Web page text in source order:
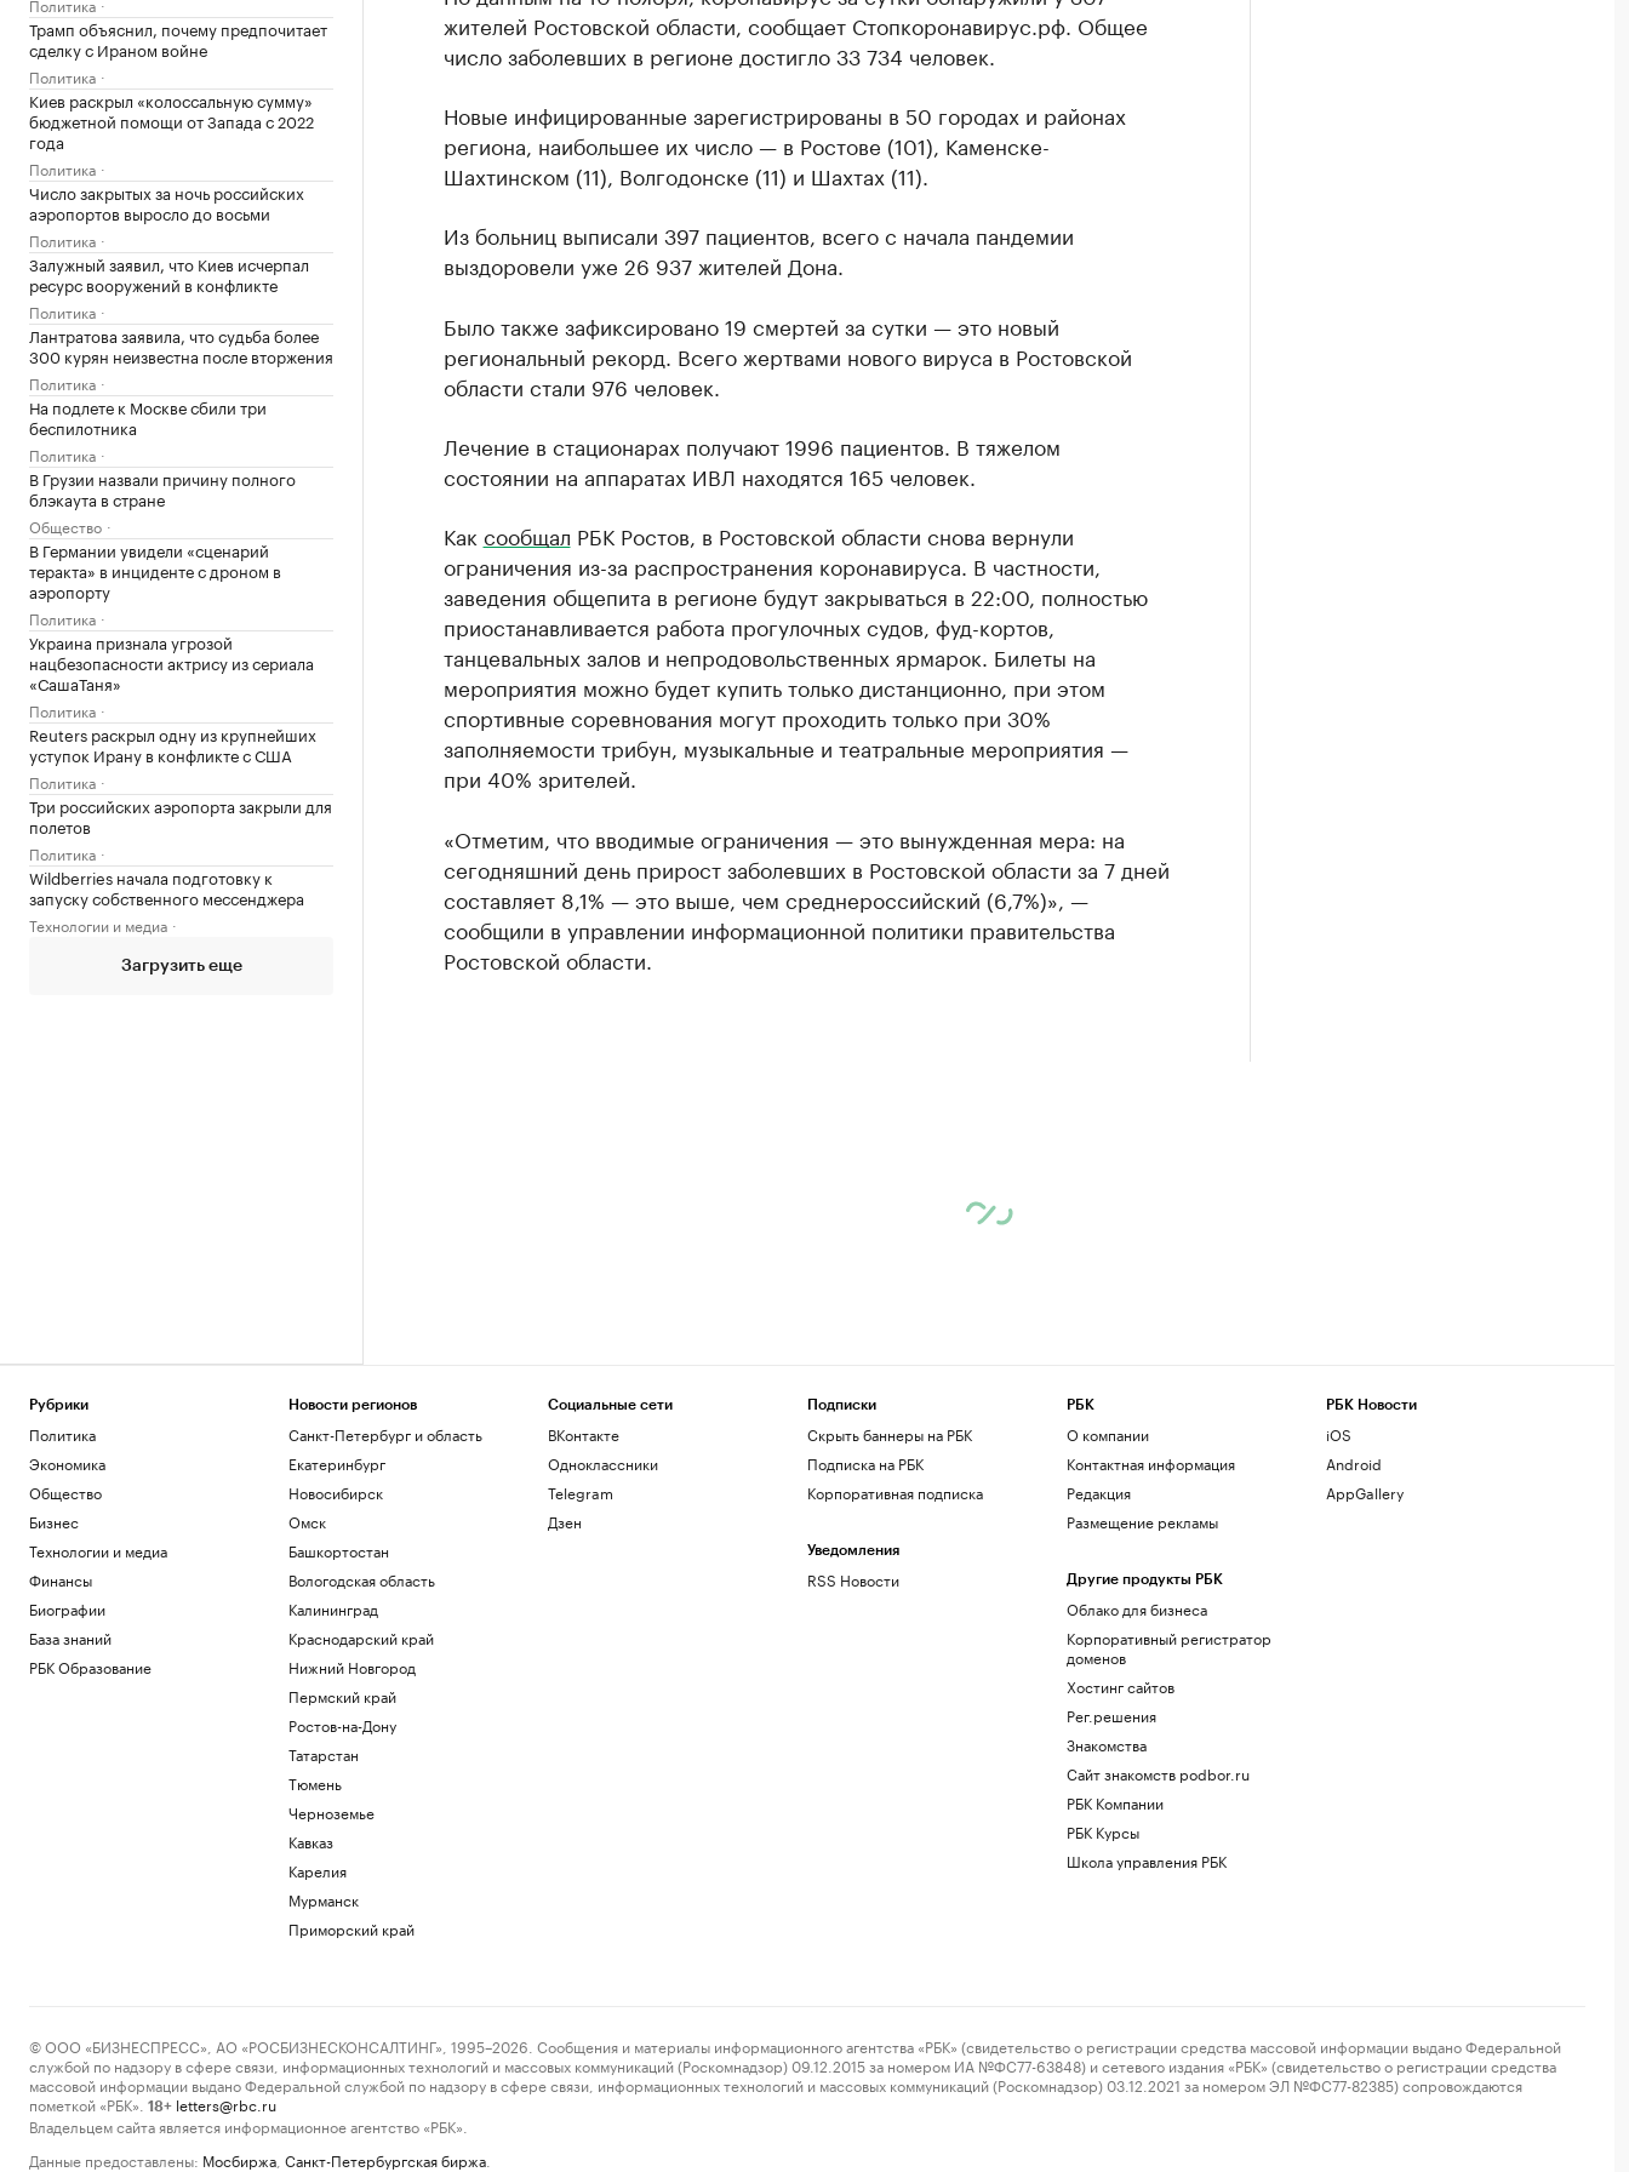
Трамп объяснил, почему предпочитает
сделку с Ираном войне
Политика
Киев раскрыл «колоссальную сумму»
бюджетной помощи от Запада с 2022
года
Политика
Число закрытых за ночь российских
аэропортов выросло до восьми
Политика
Залужный заявил, что Киев исчерпал
ресурс вооружений в конфликте
Политика
Лантратова заявила, что судьба более
300 курян неизвестна после вторжения
Политика
На подлете к Москве сбили три
беспилотника
Политика
В Грузии назвали причину полного
блэкаута в стране
Общество
В Германии увидели «сценарий
теракта» в инциденте с дроном в
аэропорту
Политика
Украина признала угрозой
нацбезопасности актрису из сериала
«СашаТаня»
Политика
Reuters раскрыл одну из крупнейших
уступок Ирану в конфликте с США
Политика
Три российских аэропорта закрыли для
полетов
Политика
Wildberries начала подготовку к
запуску собственного мессенджера
Технологии и медиа
Загрузить еще
жителей Ростовской области, сообщает Стопкоронавирус.рф. Общее
число заболевших в регионе достигло 33 734 человек.
Новые инфицированные зарегистрированы в 50 городах и районах
региона, наибольшее их число — в Ростове (101), Каменске-
Шахтинском (11), Волгодонске (11) и Шахтах (11).
Из больниц выписали 397 пациентов, всего с начала пандемии
выздоровели уже 26 937 жителей Дона.
Было также зафиксировано 19 смертей за сутки — это новый
региональный рекорд. Всего жертвами нового вируса в Ростовской
области стали 976 человек.
Лечение в стационарах получают 1996 пациентов. В тяжелом
состоянии на аппаратах ИВЛ находятся 165 человек.
Как сообщал РБК Ростов, в Ростовской области снова вернули
ограничения из-за распространения коронавируса. В частности,
заведения общепита в регионе будут закрываться в 22:00, полностью
приостанавливается работа прогулочных судов, фуд-кортов,
танцевальных залов и непродовольственных ярмарок. Билеты на
мероприятия можно будет купить только дистанционно, при этом
спортивные соревнования могут проходить только при 30%
заполняемости трибун, музыкальные и театральные мероприятия —
при 40% зрителей.
«Отметим, что вводимые ограничения — это вынужденная мера: на
сегодняшний день прирост заболевших в Ростовской области за 7 дней
составляет 8,1% — это выше, чем среднероссийский (6,7%)», —
сообщили в управлении информационной политики правительства
Ростовской области.
Рубрики
Политика
Экономика
Общество
Бизнес
Технологии и медиа
Финансы
Биографии
База знаний
РБК Образование
Новости регионов
Санкт-Петербург и область
Екатеринбург
Новосибирск
Омск
Башкортостан
Вологодская область
Калининград
Краснодарский край
Нижний Новгород
Пермский край
Ростов-на-Дону
Татарстан
Тюмень
Черноземье
Кавказ
Карелия
Мурманск
Приморский край
Социальные сети
ВКонтакте
Одноклассники
Telegram
Дзен
Подписки
Скрыть баннеры на РБК
Подписка на РБК
Корпоративная подписка
Уведомления
RSS Новости
РБК
О компании
Контактная информация
Редакция
Размещение рекламы
Другие продукты РБК
Облако для бизнеса
Корпоративный регистратор
доменов
Хостинг сайтов
Рег.решения
Знакомства
Сайт знакомств podbor.ru
РБК Компании
РБК Курсы
Школа управления РБК
РБК Новости
iOS
Android
AppGallery
© ООО «БИЗНЕСПРЕСС», АО «РОСБИЗНЕСКОНСАЛТИНГ», 1995–2026. Сообщения и материалы информационного агентства «РБК» (свидетельство о регистрации средства массовой информации выдано Федеральной
службой по надзору в сфере связи, информационных технологий и массовых коммуникаций (Роскомнадзор) 09.12.2015 за номером ИА №ФС77-63848) и сетевого издания «РБК» (свидетельство о регистрации средства
массовой информации выдано Федеральной службой по надзору в сфере связи, информационных технологий и массовых коммуникаций (Роскомнадзор) 03.12.2021 за номером ЭЛ №ФС77-82385) сопровождаются
пометкой «РБК».
18+ letters@rbc.ru
Владельцем сайта является информационное агентство «РБК».
Данные предоставлены: Мосбиржа Санкт-Петербургская биржа